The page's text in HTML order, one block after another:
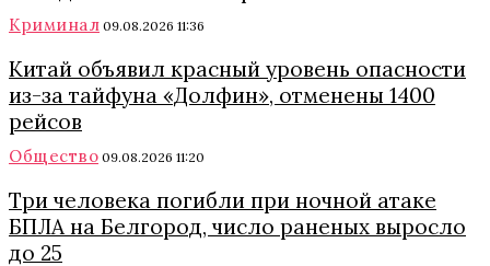
Криминал 09.08.2026 11:36
Китай объявил красный уровень опасности
из-за тайфуна «Долфин», отменены 1400
рейсов
Общество 09.08.2026 11:20
Три человека погибли при ночной атаке
БПЛА на Белгород, число раненых выросло
до 25